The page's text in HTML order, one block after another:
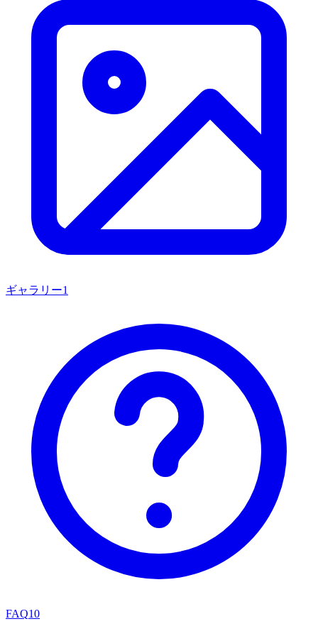
ギャラリー1
FAQ10